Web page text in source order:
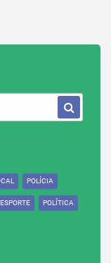
POLÍCIA
ESPORTE POLÍTICA